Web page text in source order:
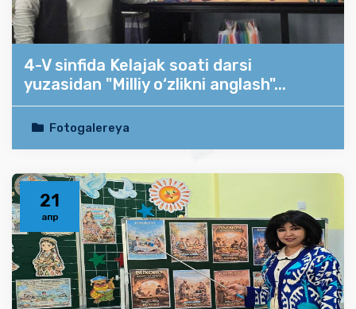
4-V sinfida Kelajak soati darsi
yuzasidan "Milliy o‘zlikni anglash"...
Fotogalereya
21
апр